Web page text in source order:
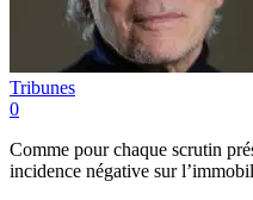
Tribunes
0
Comme pour chaque scrutin
incidence négative sur